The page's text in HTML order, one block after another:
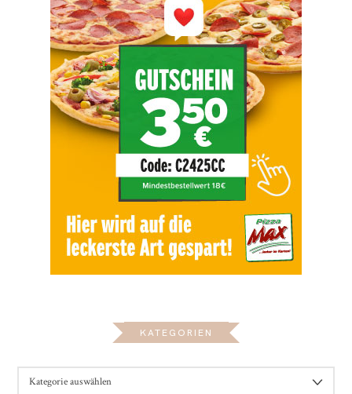
KATEGORIEN